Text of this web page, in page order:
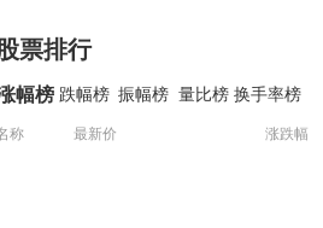
票排行
幅榜 跌幅榜 振幅榜 量比榜 换手率榜
称 最新价 涨跌幅